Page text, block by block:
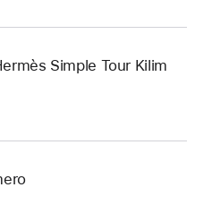
Simple Tour Kilim